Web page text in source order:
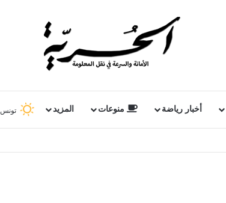
أخبار رياضة منوعات المزيد تونس